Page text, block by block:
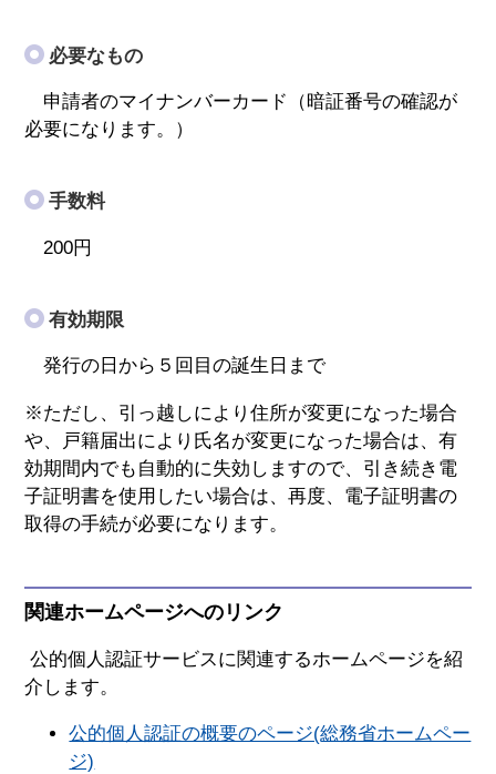
必要なもの
申請者のマイナンバーカード（暗証番号の確認が
必要になります。）
手数料
200円
有効期限
発行の日から５回目の誕生日まで
※ただし、引っ越しにより住所が変更になった場合
や、戸籍届出により氏名が変更になった場合は、有
効期間内でも自動的に失効しますので、引き続き電
子証明書を使用したい場合は、再度、電子証明書の
取得の手続が必要になります。
関連ホームページへのリンク
公的個人認証サービスに関連するホームページを紹
介します。
公的個人認証の概要のページ(総務省ホームペー
ジ)